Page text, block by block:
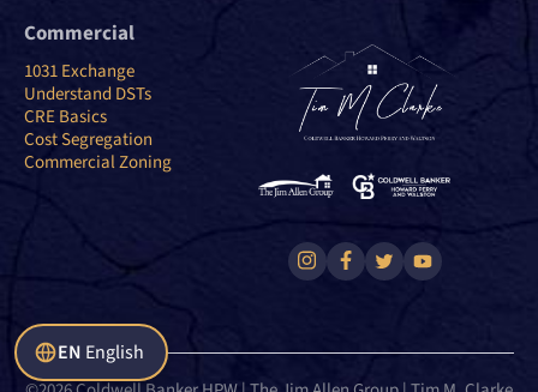
Commercial
1031 Exchange
Understand DSTs
CRE Basics
Cost Segregation
Commercial Zoning
EN English